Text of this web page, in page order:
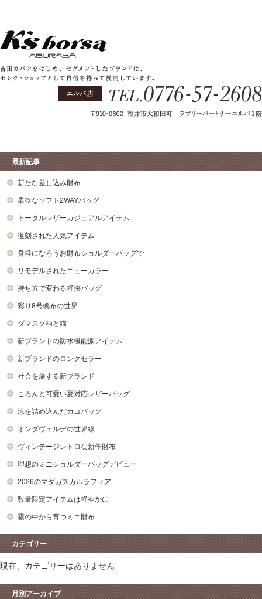
最新記事
新たな差し込み財布
柔軟なソフト2WAYバッグ
トータルレザーカジュアルアイテム
復刻された人気アイテム
身軽になろうお財布ショルダーバッグで
リモデルされたニューカラー
持ち方で変わる軽快バッグ
彩り8号帆布の世界
ダマスク柄と猫
新ブランドの防水機能派アイテム
新ブランドのロングセラー
社会を旅する新ブランド
ころんと可愛い夏対応レザーバッグ
涼を詰め込んだカゴバッグ
オンダヴェルデの世界線
ヴィンテージレトロな新作財布
理想のミニショルダーバッグデビュー
2026のマダガスカルラフィア
数量限定アイテムは軽やかに
霧の中から育つミニ財布
カテゴリー
現在、カテゴリーはありません
月別アーカイブ